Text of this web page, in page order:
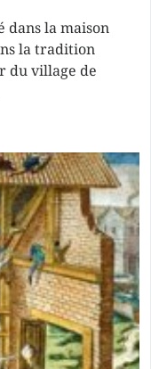
dans la maison
la tradition
du village de